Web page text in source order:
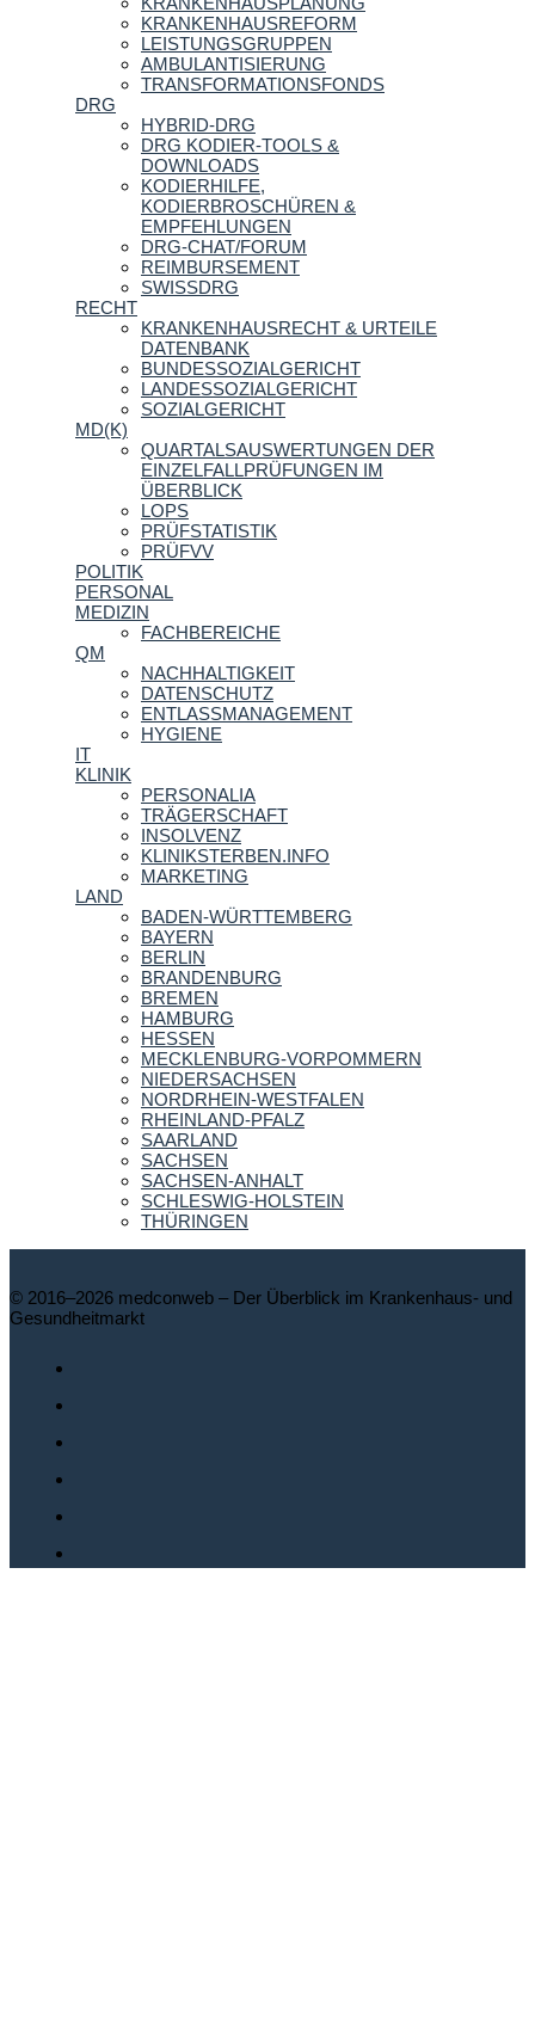
KRANKENHAUSREFORM
LEISTUNGSGRUPPEN
AMBULANTISIERUNG
TRANSFORMATIONSFONDS
DRG
HYBRID-DRG
DRG KODIER-TOOLS &
DOWNLOADS
KODIERHILFE,
KODIERBROSCHÜREN &
EMPFEHLUNGEN
DRG-CHAT/FORUM
REIMBURSEMENT
SWISSDRG
RECHT
KRANKENHAUSRECHT & URTEILE
DATENBANK
BUNDESSOZIALGERICHT
LANDESSOZIALGERICHT
SOZIALGERICHT
MD(K)
QUARTALSAUSWERTUNGEN DER
EINZELFALLPRÜFUNGEN IM
ÜBERBLICK
LOPS
PRÜFSTATISTIK
PRÜFVV
POLITIK
PERSONAL
MEDIZIN
FACHBEREICHE
QM
NACHHALTIGKEIT
DATENSCHUTZ
ENTLASSMANAGEMENT
HYGIENE
IT
KLINIK
PERSONALIA
TRÄGERSCHAFT
INSOLVENZ
KLINIKSTERBEN.INFO
MARKETING
LAND
BADEN-WÜRTTEMBERG
BAYERN
BERLIN
BRANDENBURG
BREMEN
HAMBURG
HESSEN
MECKLENBURG-VORPOMMERN
NIEDERSACHSEN
NORDRHEIN-WESTFALEN
RHEINLAND-PFALZ
SAARLAND
SACHSEN
SACHSEN-ANHALT
SCHLESWIG-HOLSTEIN
THÜRINGEN
© 2016–2026 medconweb – Der Überblick im Krankenhaus- und
Gesundheitmarkt